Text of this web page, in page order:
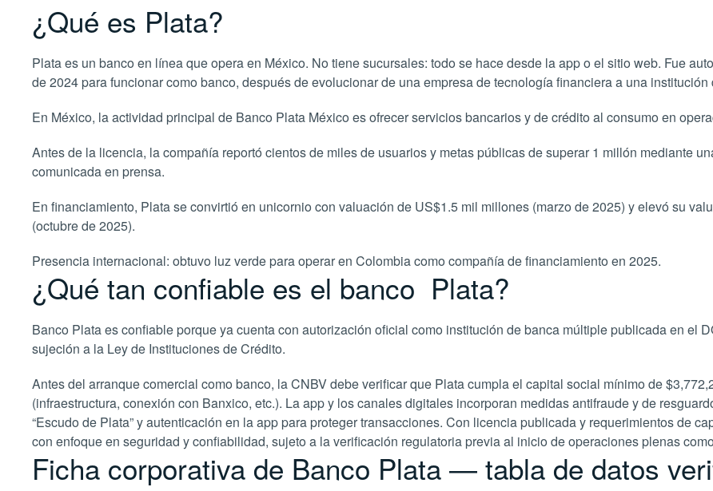
¿Qué es Plata?
Plata es un banco en línea que opera en México. No tiene sucursales: todo se hace desde la app o el sitio web. Fue
de 2024 para funcionar como banco, después de evolucionar de una empresa de tecnología financiera a una
En México, la actividad principal de Banco Plata México es ofrecer servicios bancarios y de crédito al consumo en
Antes de la licencia, la compañía reportó cientos de miles de usuarios y metas públicas de superar 1 millón mediante
comunicada en prensa.
En financiamiento, Plata se convirtió en unicornio con valuación de US$1.5 mil millones (marzo de 2025) y elevó su
(octubre de 2025).
Presencia internacional: obtuvo luz verde para operar en Colombia como compañía de financiamiento en 2025.
¿Qué tan confiable es el banco Plata?
Banco Plata es confiable porque ya cuenta con autorización oficial como institución de banca múltiple publicada en el
sujeción a la Ley de Instituciones de Crédito.
Antes del arranque comercial como banco, la CNBV debe verificar que Plata cumpla el capital social mínimo de
(infraestructura, conexión con Banxico, etc.). La app y los canales digitales incorporan medidas antifraude y de
“Escudo de Plata” y autenticación en la app para proteger transacciones. Con licencia publicada y requerimientos de
con enfoque en seguridad y confiabilidad, sujeto a la verificación regulatoria previa al inicio de operaciones plenas
Ficha corporativa de Banco Plata — tabla de datos